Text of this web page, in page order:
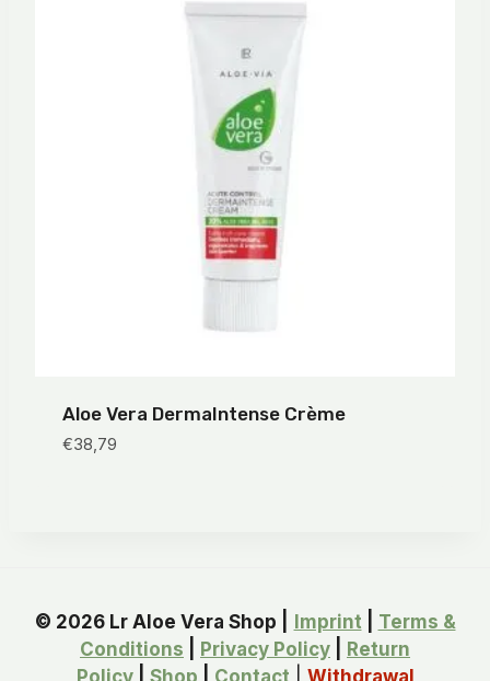
Aloe Vera DermaIntense Crème
€38,79
© 2026 Lr Aloe Vera Shop | Imprint
Terms &
Conditions
Privacy Policy
Return